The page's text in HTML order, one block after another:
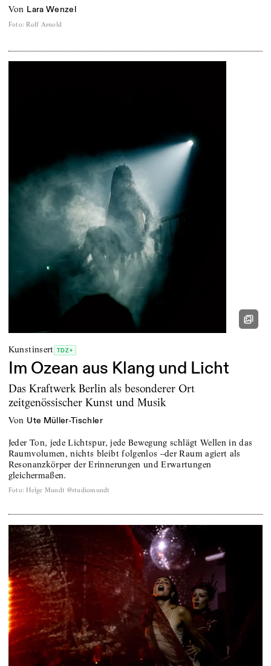
von Lara Wenzel
Foto: Rolf Arnold
Kunstinsert TDZ+
Im Ozean aus Klang und Licht
Das Kraftwerk Berlin als besonderer Ort
zeitgenössischer Kunst und Musik
von Ute Müller-Tischler
Jeder Ton, jede Lichtspur, jede Bewegung schlägt Wellen in das
Raumvolumen, nichts bleibt folgenlos –der Raum agiert als
Resonanzkörper der Erinnerungen und Erwartungen
gleichermaßen.
Foto: Helge Mundt @studiomundt